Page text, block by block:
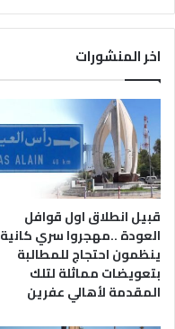
اخر المنشورات
قبيل انطلاق اول قوافل
العودة ..مهجروا سري كانية
ينظمون احتجاج للمطالبة
بتعويضات مماثلة لتلك
المقدمة لأهالي عفرين